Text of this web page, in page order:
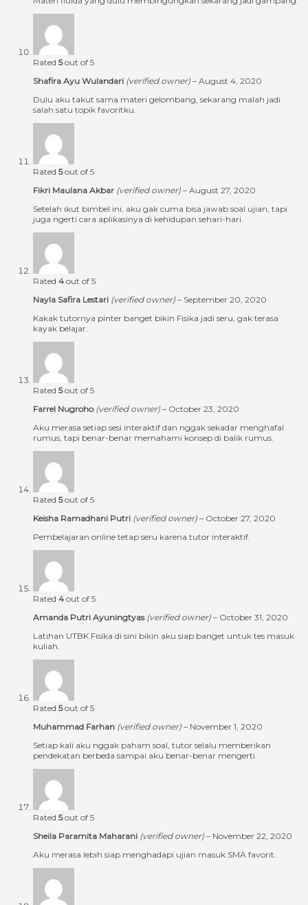
Rated 5out of 5
Shafira Ayu Wulandari (verified owner) – August 4, 2020
Dulu aku takut sama materi gelombang, sekarang malah jadi
salah satu topik favoritku.
Rated 5out of 5
Fikri Maulana Akbar (verified owner) – August 27, 2020
Setelah ikut bimbel ini, aku gak cuma bisa jawab soal ujian, tapi
juga ngerti cara aplikasinya di kehidupan sehari-hari.
Rated 4 out of 5
Nayla Safira Lestari (verified owner) – September 20, 2020
Kakak tutornya pinter banget bikin Fisika jadi seru, gak terasa
kayak belajar.
Rated 5out of 5
Farrel Nugroho (verified owner) – October 23, 2020
Aku merasa setiap sesi interaktif dan nggak sekadar menghafal
rumus, tapi benar-benar memahami konsep di balik rumus.
Rated 5out of 5
Keisha Ramadhani Putri (verified owner) – October 27, 2020
Pembelajaran online tetap seru karena tutor interaktif.
Rated 4 out of 5
Amanda Putri Ayuningtyas (verified owner) – October 31, 2020
Latihan UTBK Fisika di sini bikin aku siap banget untuk tes masuk
kuliah.
Rated 5out of 5
Muhammad Farhan (verified owner) – November 1, 2020
Setiap kali aku nggak paham soal, tutor selalu memberikan
pendekatan berbeda sampai aku benar-benar mengerti.
Rated 5out of 5
Sheila Paramita Maharani (verified owner) – November 22, 2020
Aku merasa lebih siap menghadapi ujian masuk SMA favorit.